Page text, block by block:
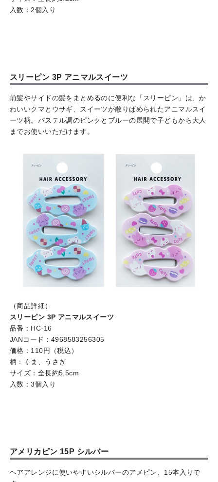
入数：2個入り
スリーピン 3P アニマルスイーツ
前髪やサイドの髪をまとめるのに便利な「スリーピン」は、か
わいいクマとウサギ、スイーツが散りばめられたアニマルスイ
ーツ柄。パステル調のピンクとブルーの展開で子どもから大人
までお使いいただけます。
（商品詳細）
スリーピン 3P アニマルスイーツ
品番：HC-16
JANコード：4968583256305
価格：110円（税込）
柄：くま、うさぎ
サイズ：全長約5.5cm
入数：3個入り
アメリカピン 15P シルバー
ヘアアレンジに使いやすいシルバーのアメピン、15本入りで